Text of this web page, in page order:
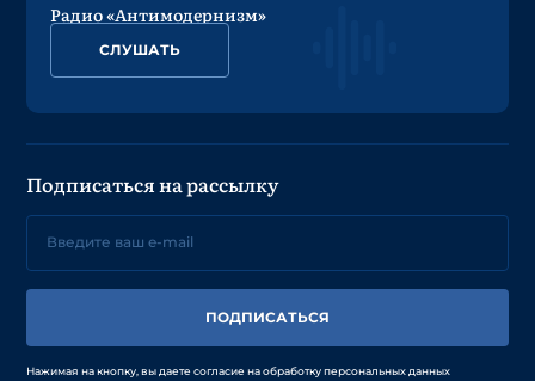
Радио «Антимодернизм»
СЛУШАТЬ
Подписаться на рассылку
ПОДПИСАТЬСЯ
Нажимая на кнопку, вы даете согласие на обработку персональных данных